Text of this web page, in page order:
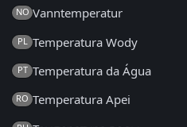
NO Vanntemperatur
PL Temperatura Wody
PT Temperatura da Água
RO Temperatura Apei